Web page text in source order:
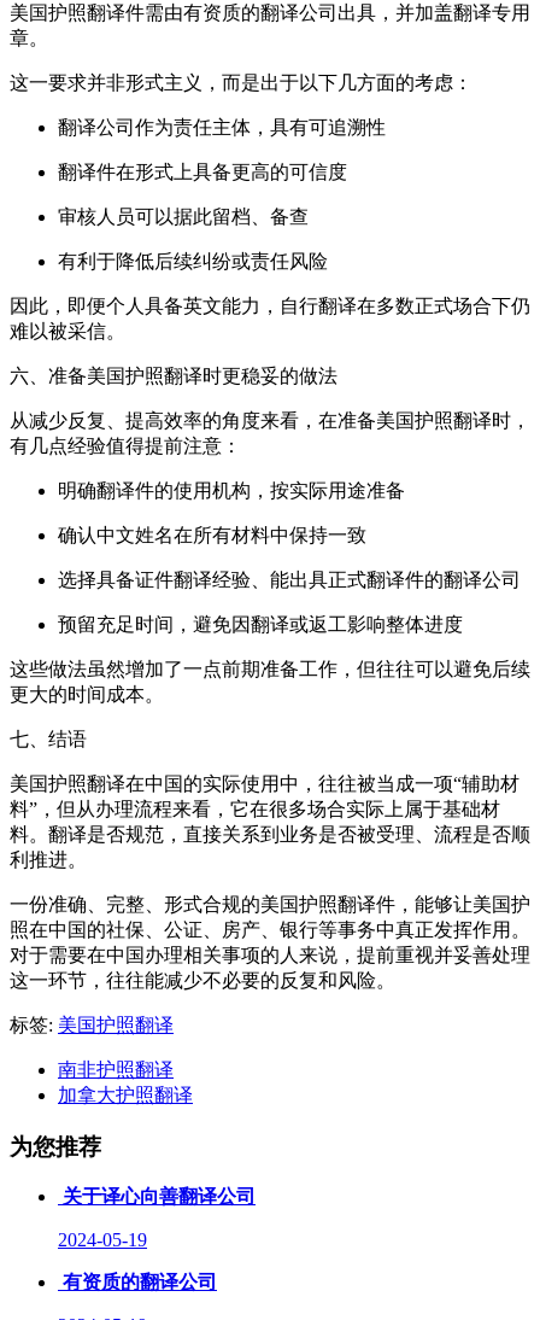
美国护照翻译件需由有资质的翻译公司出具，并加盖翻译专用
章。
这一要求并非形式主义，而是出于以下几方面的考虑：
翻译公司作为责任主体，具有可追溯性
翻译件在形式上具备更高的可信度
审核人员可以据此留档、备查
有利于降低后续纠纷或责任风险
因此，即便个人具备英文能力，自行翻译在多数正式场合下仍
难以被采信。
六、准备美国护照翻译时更稳妥的做法
从减少反复、提高效率的角度来看，在准备美国护照翻译时，
有几点经验值得提前注意：
明确翻译件的使用机构，按实际用途准备
确认中文姓名在所有材料中保持一致
选择具备证件翻译经验、能出具正式翻译件的翻译公司
预留充足时间，避免因翻译或返工影响整体进度
这些做法虽然增加了一点前期准备工作，但往往可以避免后续
更大的时间成本。
七、结语
美国护照翻译在中国的实际使用中，往往被当成一项“辅助材
料”，但从办理流程来看，它在很多场合实际上属于基础材
料。翻译是否规范，直接关系到业务是否被受理、流程是否顺
利推进。
一份准确、完整、形式合规的美国护照翻译件，能够让美国护
照在中国的社保、公证、房产、银行等事务中真正发挥作用。
对于需要在中国办理相关事项的人来说，提前重视并妥善处理
这一环节，往往能减少不必要的反复和风险。
标签: 美国护照翻译
南非护照翻译
加拿大护照翻译
为您推荐
关于译心向善翻译公司
2024-05-19
有资质的翻译公司